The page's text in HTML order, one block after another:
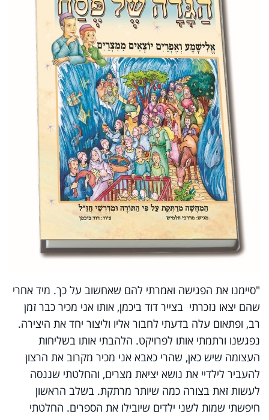
"סיימנו את הפגישה ואמרתי להם שאחשוב על כך. מיד אחרי
שהם יצאו נזכרתי בצייר דוד ביכמן, אותו אני מכיר כבר זמן
רב, ופתאום עלה בדעתי לחבור אליו וליצור יחד את היצירה.
נפגשנו ורתמתי אותו לפרויקט. הלהבתי אותו בשליחות
העצומה שיש כאן, שהרי כאבא אני מכיר מקרוב את הרצון
להעביר לילדיי את נושא יציאת מצרים, והחלטתי שננסה
לעשות זאת בצורה כמה שיותר מרתקת. בשלב הראשון
חיפשתי שמות לשני ילדים שיובילו את הספרים. החלטתי